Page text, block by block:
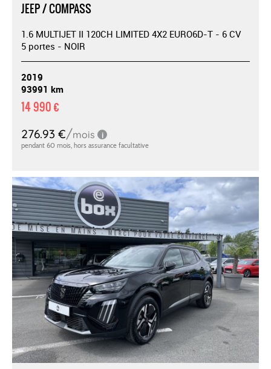
JEEP / COMPASS
1.6 MULTIJET II 120CH LIMITED 4X2 EURO6D-T - 6 CV
5 portes - NOIR
2019
93991 km
14 990 €